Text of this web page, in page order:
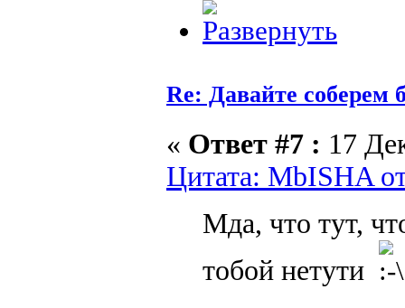
Re: Давайте
« Ответ #7 : 17
Цитата: MbISHA
Мда, что тут,
тобой нетути